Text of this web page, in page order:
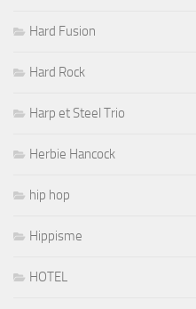
Hard Fusion
Hard Rock
Harp et Steel Trio
Herbie Hancock
hip hop
Hippisme
HOTEL